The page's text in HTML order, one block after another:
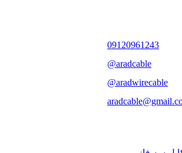
09120961243
@aradcable
@aradwirecable